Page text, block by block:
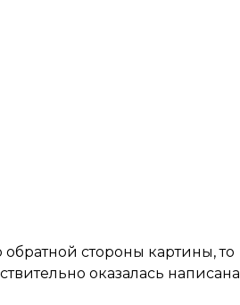
стороны картины, то
оказалась написана